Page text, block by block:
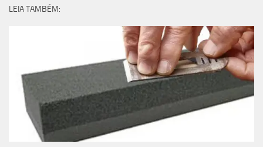
LEIA TAMBÉM: